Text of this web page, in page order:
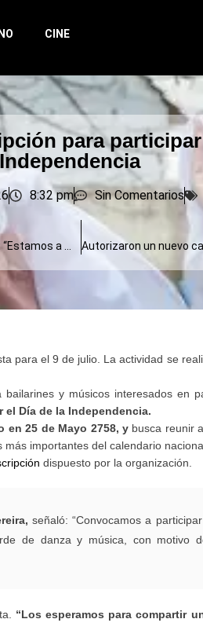
CINE
para
8:32 pm Sin Comentarios
para el 9 de julio. La actividad se
y músicos interesados en
Día de la Independencia.
en 25 de Mayo 2758, ybusca reunir
importantes del calendario
dispuesto por la organización.
señaló: “Convocamos a
de danza y música, con motivo
“Los esperamos para compartir